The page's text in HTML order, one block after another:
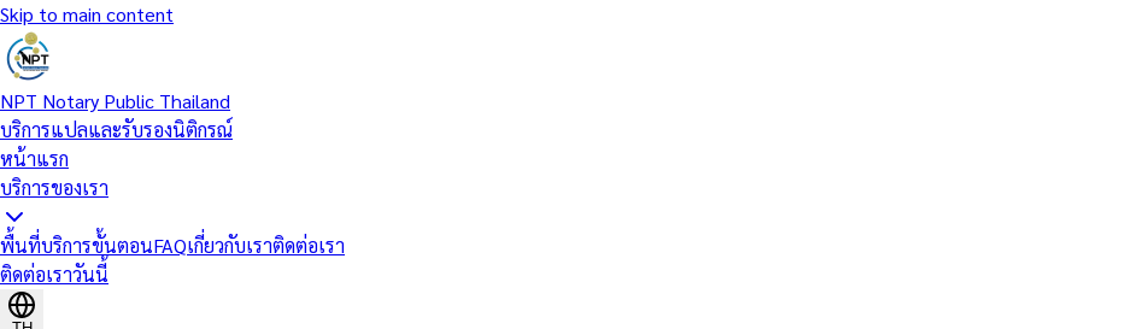
Skip to main content
NPT Notary Public Thailand
บริการแปลและรับรองนิติกรณ์
หน้าแรก
บริการของเรา
พื้นที่บริการขั้นตอนFAQเกี่ยวกับเราติดต่อเรา
ติดต่อเราวันนี้